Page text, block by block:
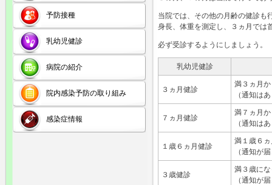
予防接種
乳幼児健診
病院の紹介
院内感染予防の取り組み
感染症情報
当院では、その他の月齢の健診も
身長、体重を測定し、３ヵ月では
必ず受診するようにしましょう。
乳幼児健診
３ヵ月健診
満３ヵ月
（通知は
７ヵ月健診
満７ヵ月
（通知は
１歳６ヵ月健診
満１歳６
（通知が
３歳健診
満３歳に
（通知が